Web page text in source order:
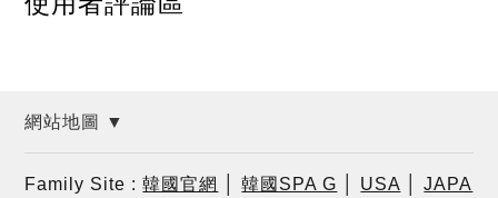
網站地圖 ▼
Family Site :韓國官網 │韓國SPA G USA │JAPA